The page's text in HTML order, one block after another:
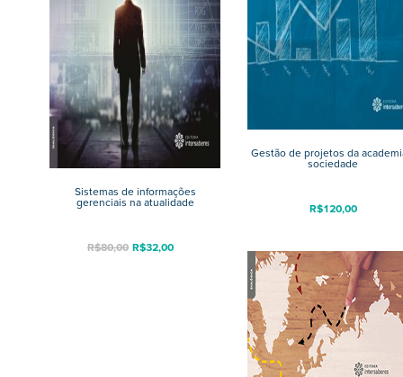
Sistemas de informações
gerenciais na atualidade
R$80,00 R$32,00
Gestão de projetos da
sociedade
R$120,00